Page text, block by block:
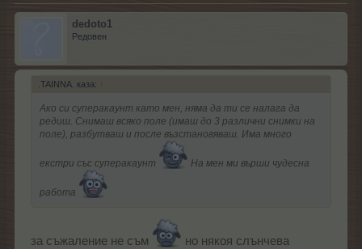
dedoto1
Редовен
.TAINNA. каза: ↑
Ако си суперакаунт като мен, няма да ти се налага да
редиш. Снимаш всяко поле (имаш до 3 различни снимки на
поле), разбутваш и после възстановяваш. Има много
екстри със суперакаунт На мен ми върши чудесна
работа
за съжаление не съм но някоя слънчева